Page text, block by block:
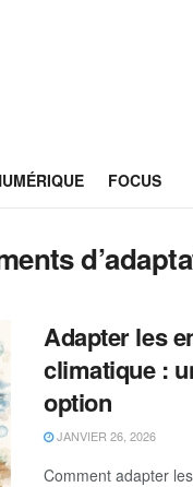
FOCUS
Adapter les
climatique :
option
JANVIER 26, 2026
Comment adapter